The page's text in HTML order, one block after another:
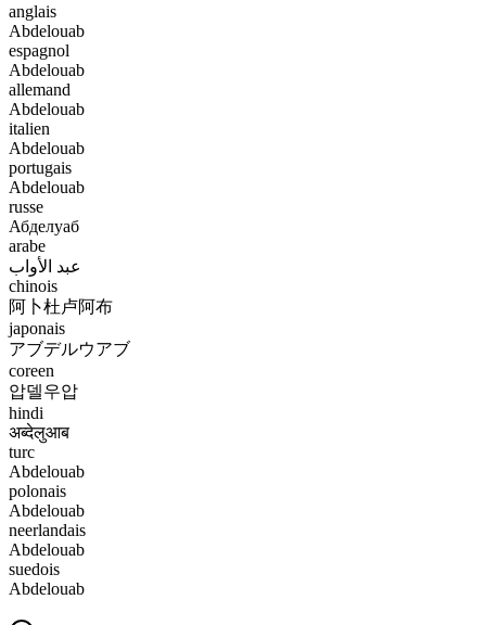
anglais
Abdelouab
espagnol
Abdelouab
allemand
Abdelouab
italien
Abdelouab
portugais
Abdelouab
russe
Абделуаб
arabe
عبد الأواب
chinois
阿卜杜卢阿布
japonais
アブデルウアブ
coreen
압델우압
hindi
अब्देलुआब
turc
Abdelouab
polonais
Abdelouab
neerlandais
Abdelouab
suedois
Abdelouab